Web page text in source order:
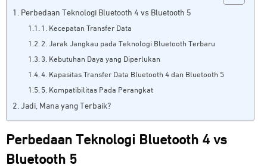
Perbedaan Teknologi Bluetooth 4 vs Bluetooth 5
1. Kecepatan Transfer Data
2. Jarak Jangkau pada Teknologi Bluetooth Terbaru
3. Kebutuhan Daya yang Diperlukan
4. Kapasitas Transfer Data Bluetooth 4 dan Bluetooth 5
5. Kompatibilitas Pada Perangkat
Jadi, Mana yang Terbaik?
Perbedaan Teknologi Bluetooth 4 vs
Bluetooth 5